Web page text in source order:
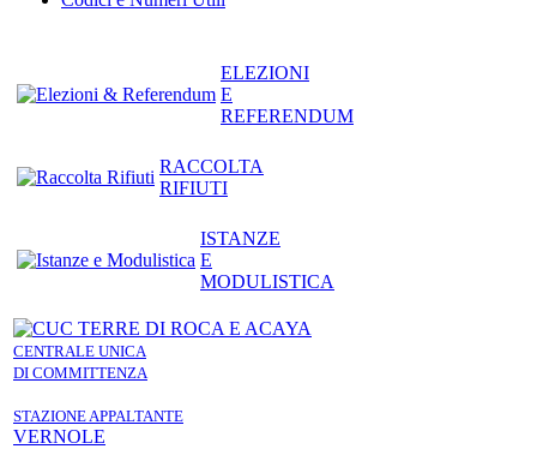
ELEZIONI
E
REFERENDUM
RACCOLTA
RIFIUTI
ISTANZE
E
MODULISTICA
CENTRALE UNICA
DI COMMITTENZA
STAZIONE APPALTANTE
VERNOLE